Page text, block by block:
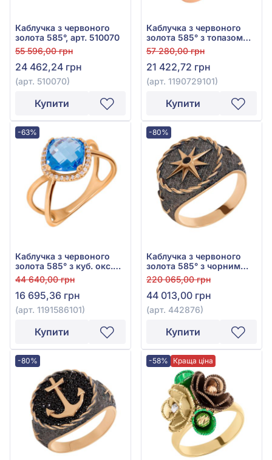
Каблучка з червоного
золота 585°, арт. 510070
55 596,00 грн
24 462,24 грн
(арт. 510070)
Купити
Каблучка з червоного
золота 585° з топазом
Swiss Blue, арт.
1190729101
57 280,00 грн
21 422,72 грн
(арт. 1190729101)
Купити
-63%
Каблучка з червоного
золота 585° з куб. окс.
цирконію та блакитним
топазом Swiss Blue, арт.
1191586101
44 640,00 грн
16 695,36 грн
(арт. 1191586101)
Купити
-80%
Каблучка з червоного
золота 585° з чорним
фіанітом/куб.цирконієм,
арт. 442876
220 065,00 грн
44 013,00 грн
(арт. 442876)
Купити
-80% -58% Краща ціна